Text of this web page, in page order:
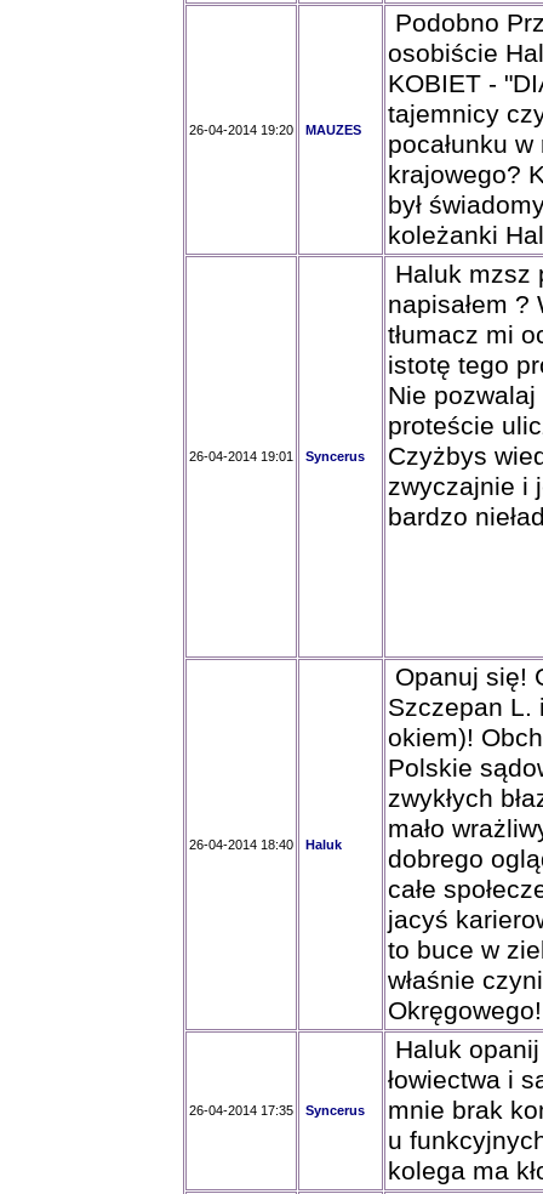
26-04-2014 19:20 MAUZES
Podobno
osobiście
KOBIET -
tajemnicy
pocałunku
krajowego?
był
koleżanki
26-04-2014 19:01 Syncerus
Haluk mzsz
napisałem
tłumacz mi
istotę tego
Nie
proteście
Czyżbys
zwyczajnie i
bardzo
26-04-2014 18:40 Haluk
Opanuj się!
Szczepan L.
okiem)!
Polskie
zwykłych
mało
dobrego
całe
jacyś
to buce w
właśnie
Okręgowego!
26-04-2014 17:35 Syncerus
Haluk
łowiectwa i
mnie brak
u
kolega ma